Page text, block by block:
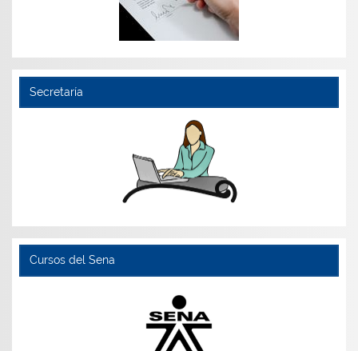
Secretaría
Cursos del Sena